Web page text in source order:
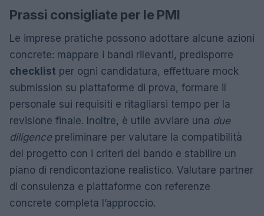
Prassi consigliate per le PMI
Le imprese pratiche possono adottare alcune azioni
concrete: mappare i bandi rilevanti, predisporre
checklist per ogni candidatura, effettuare mock
submission su piattaforme di prova, formare il
personale sui requisiti e ritagliarsi tempo per la
revisione finale. Inoltre, è utile avviare una due
diligencepreliminare per valutare la compatibilità
del progetto con i criteri del bando e stabilire un
piano di rendicontazione realistico. Valutare partner
di consulenza e piattaforme con referenze
concrete completa l’approccio.